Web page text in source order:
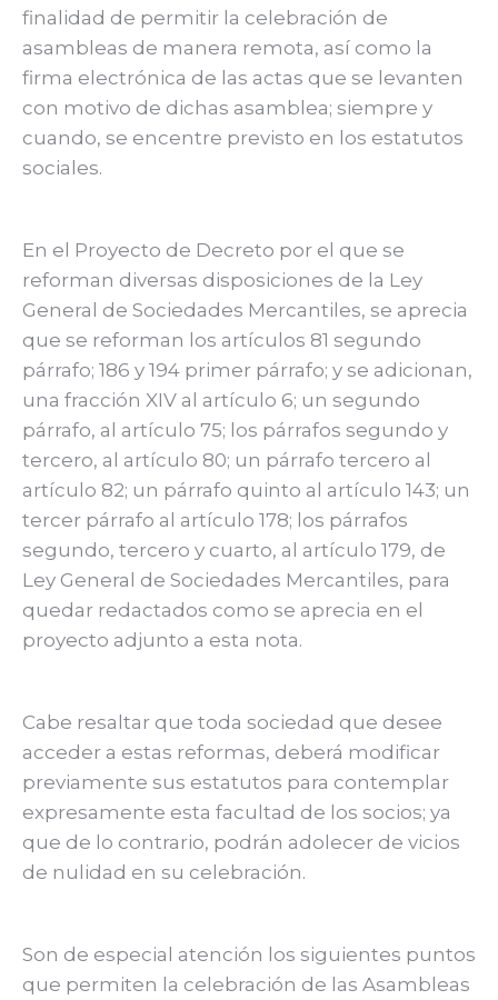
finalidad de permitir la celebración de
asambleas de manera remota, así como la
firma electrónica de las actas que se levanten
con motivo de dichas asamblea; siempre y
cuando, se encentre previsto en los estatutos
sociales.
En el Proyecto de Decreto por el que se
reforman diversas disposiciones de la Ley
General de Sociedades Mercantiles, se aprecia
que se reforman los artículos 81 segundo
párrafo; 186 y 194 primer párrafo; y se adicionan,
una fracción XIV al artículo 6; un segundo
párrafo, al artículo 75; los párrafos segundo y
tercero, al artículo 80; un párrafo tercero al
artículo 82; un párrafo quinto al artículo 143; un
tercer párrafo al artículo 178; los párrafos
segundo, tercero y cuarto, al artículo 179, de
Ley General de Sociedades Mercantiles, para
quedar redactados como se aprecia en el
proyecto adjunto a esta nota.
Cabe resaltar que toda sociedad que desee
acceder a estas reformas, deberá modificar
previamente sus estatutos para contemplar
expresamente esta facultad de los socios; ya
que de lo contrario, podrán adolecer de vicios
de nulidad en su celebración.
Son de especial atención los siguientes puntos
que permiten la celebración de las Asambleas